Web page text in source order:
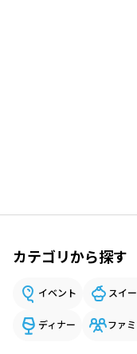
カテゴリから探す
イベント スイ
ディナー ファ